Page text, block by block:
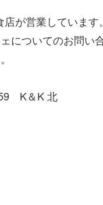
が営業しています
についてのお問い
K＆K 北